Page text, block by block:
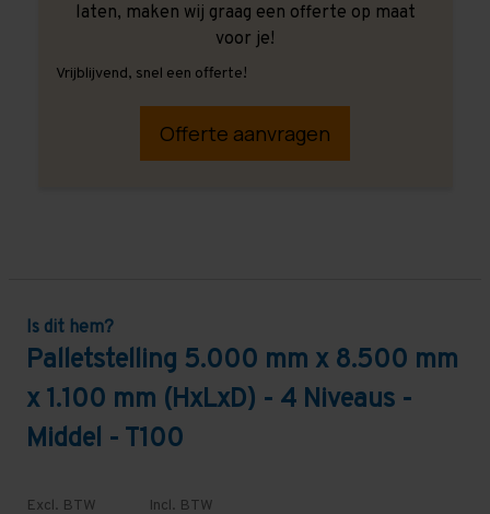
laten, maken wij graag een offerte op maat
voor je!
Vrijblijvend, snel een offerte!
Offerte aanvragen
Is dit hem?
Palletstelling 5.000 mm x 8.500 mm
x 1.100 mm (HxLxD) - 4 Niveaus -
Middel - T100
Excl. BTW Incl. BTW